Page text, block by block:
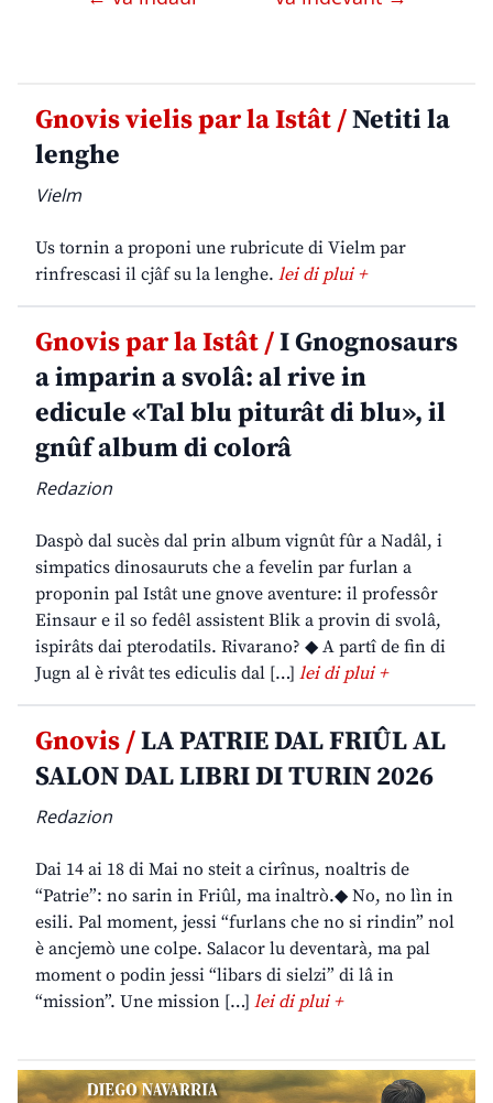
Gnovis vielis par la Istât /Netiti la
lenghe
Vielm
Us tornin a proponi une rubricute di Vielm par
rinfrescasi il cjâf su la lenghe. lei di plui +
Gnovis par la Istât /I Gnognosaurs
a imparin a svolâ: al rive in
edicule «Tal blu piturât di blu», il
gnûf album di colorâ
Redazion
Daspò dal sucès dal prin album vignût fûr a Nadâl, i
simpatics dinosauruts che a fevelin par furlan a
proponin pal Istât une gnove aventure: il professôr
Einsaur e il so fedêl assistent Blik a provin di svolâ,
ispirâts dai pterodatils. Rivarano? ◆ A partî de fin di
Jugn al è rivât tes ediculis dal […] lei di plui +
Gnovis /LA PATRIE DAL FRIÛL AL
SALON DAL LIBRI DI TURIN 2026
Redazion
Dai 14 ai 18 di Mai no steit a cirînus, noaltris de
“Patrie”: no sarin in Friûl, ma inaltrò.◆ No, no lìn in
esili. Pal moment, jessi “furlans che no si rindin” nol
è ancjemò une colpe. Salacor lu deventarà, ma pal
moment o podin jessi “libars di sielzi” di lâ in
“mission”. Une mission […] lei di plui +